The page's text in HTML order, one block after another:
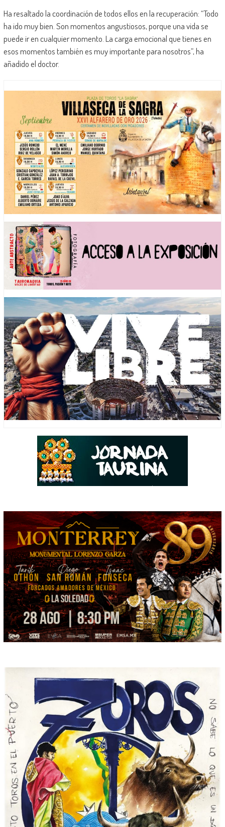
Ha resaltado la coordinación de todos ellos en la recuperación: “Todo
ha ido muy bien. Son momentos angustiosos, porque una vida se
puede ir en cualquier momento. La carga emocional que tienes en
esos momentos también es muy importante para nosotros”, ha
añadido el doctor.